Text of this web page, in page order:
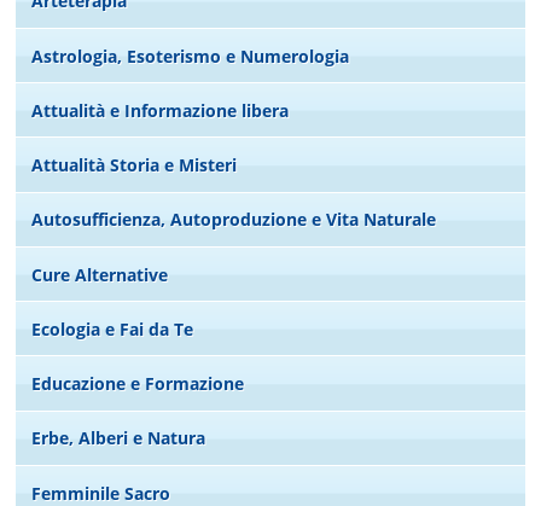
Astrologia, Esoterismo e Numerologia
Attualità e Informazione libera
Attualità Storia e Misteri
Autosufficienza, Autoproduzione e Vita Naturale
Cure Alternative
Ecologia e Fai da Te
Educazione e Formazione
Erbe, Alberi e Natura
Femminile Sacro